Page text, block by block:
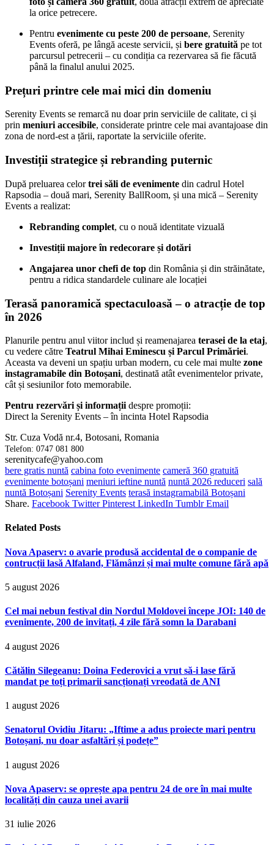
la orice petrecere.
Pentru evenimente cu peste 200 de persoane, Serenity
Events oferă, pe lângă aceste servicii, și bere gratuită pe tot
parcursul petrecerii – cu condiția ca rezervarea să fie făcută
până la finalul anului 2025.
Prețuri printre cele mai mici din domeniu
Serenity Events se remarcă nu doar prin serviciile de calitate, ci și
prin meniuri accesibile, considerate printre cele mai avantajoase din
zona de nord-est a țării, raportate la serviciile oferite.
Investiții strategice și rebranding puternic
După preluarea celortrei săli de evenimente din cadrul Hotel
Rapsodia – două mari, Serenity BallRoom, și una mică – Serenity
Events a realizat:
Rebranding complet, cu o nouă identitate vizuală
Investiții majore în redecorare și dotări
Angajarea unor chefi de top din România și din străinătate,
pentru a ridica standardele culinare ale locației
Terasă panoramică spectaculoasă – o atracție de top
în 2026
Planurile pentru anul viitor includ și reamenajarea terasei de la etaj,
cu vedere către Teatrul Mihai Eminescu și Parcul Primăriei.
Aceasta va deveni un spațiu urban modern, cu cele mai multe zone
instagramabile din Botoșani, destinată atât evenimentelor private,
cât și sesiunilor foto memorabile.
Pentru rezervări și informații despre promoții:
Direct la Serenity Events – în incinta Hotel Rapsodia
Str. Cuza Vodă nr.4, Botosani, Romania
Telefon: 0747 081 800
serenitycafe@yahoo.com
bere gratis nuntă cabina foto evenimente cameră 360 gratuită
evenimente botoșani meniuri ieftine nuntă nuntă 2026 reduceri sală
nuntă Botoșani Serenity Events terasă instagramabilă Botoșani
Share. Facebook Twitter Pinterest LinkedIn Tumblr Email
Related Posts
Nova Apaserv: o avarie produsă accidental de o companie de
contrucții lasă Alfaland, Flămânzi și mai multe comune fără apă
5 august 2026
Cel mai nebun festival din Nordul Moldovei începe JOI: 140 de
evenimente, 200 de invitați, 4 zile fără somn la Darabani
4 august 2026
Cătălin Silegeanu: Doina Federovici a vrut să-i lase fără
mandat pe toți primarii sancționați vreodată de ANI
1 august 2026
Senatorul Ovidiu Jitaru: „Iftime a adus proiecte mari pentru
Botoșani, nu doar asfaltări și podețe”
1 august 2026
Nova Apaserv: se oprește apa pentru 24 de ore în mai multe
localități din cauza unei avarii
31 iulie 2026